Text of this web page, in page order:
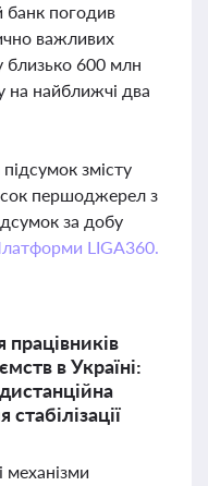
банк погодив
важливих
близько 600 млн
на найближчі два
змісту
першоджерел з
за добу
LIGA360.
в Україні:
механізми